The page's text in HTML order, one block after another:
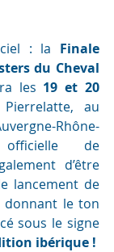
: la Finale
du Cheval
les 19 et 20
au
Rhône-
officielle de
d’être
lancement de
donnant le ton
sous le signe
ibérique !